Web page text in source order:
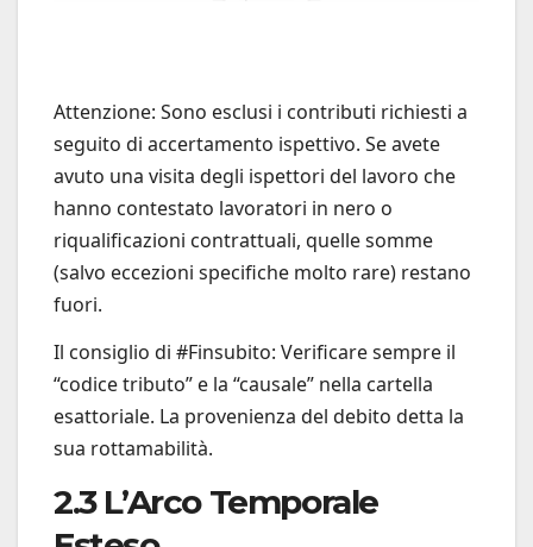
Attenzione: Sono esclusi i contributi richiesti a
seguito di accertamento ispettivo. Se avete
avuto una visita degli ispettori del lavoro che
hanno contestato lavoratori in nero o
riqualificazioni contrattuali, quelle somme
(salvo eccezioni specifiche molto rare) restano
fuori.
Il consiglio di #Finsubito: Verificare sempre il
“codice tributo” e la “causale” nella cartella
esattoriale. La provenienza del debito detta la
sua rottamabilità.
2.3 L’Arco Temporale